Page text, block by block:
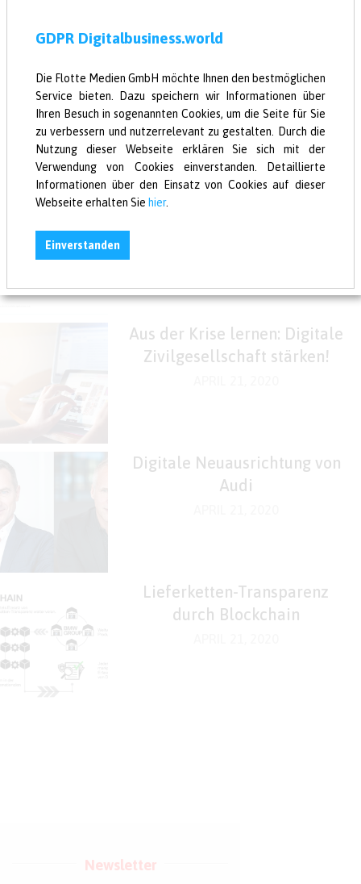
Versenden
Das könnte dich auch interessieren:
Deutsche Unternehmen geben
Aus der Krise lernen: Digitale
Zivilgesellschaft stärken!
Digitale Neuausrichtung von
Audi
Lieferketten-Transparenz
durch Blockchain
Newsletter
GDPR Digitalbusiness.world
Die Flotte Medien GmbH möchte Ihnen den bestmöglichen
Service bieten. Dazu speichern wir Informationen über
Ihren Besuch in sogenannten Cookies, um die Seite für Sie
zu verbessern und nutzerrelevant zu gestalten. Durch die
Nutzung dieser Webseite erklären Sie sich mit der
Verwendung von Cookies einverstanden. Detaillierte
Informationen über den Einsatz von Cookies auf dieser
Webseite erhalten Sie hier.
Einverstanden